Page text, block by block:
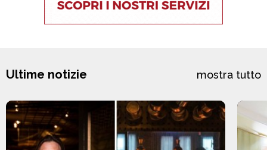
Ultime notizie mostra tutto